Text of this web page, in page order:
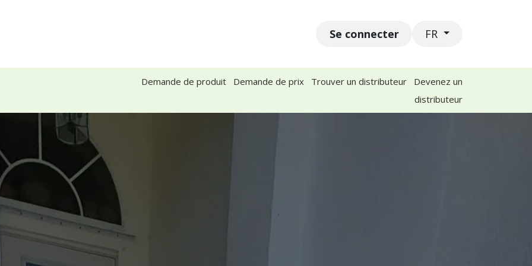
Événements Postes
Se connecter FR
Demande de produit Demande de prix Trouver un distributeur
Devenez un
distributeur